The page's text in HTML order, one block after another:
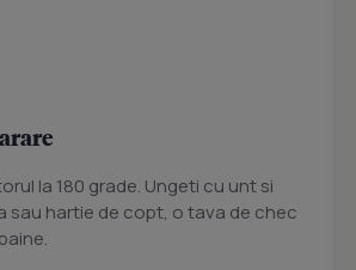
la 180 grade. Ungeti cu unt si
sau hartie de copt, o tava de chec